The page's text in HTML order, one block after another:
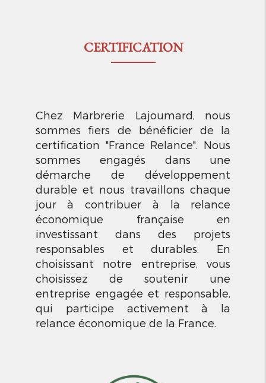
CERTIFICATION
Chez Marbrerie Lajoumard, nous
sommes fiers de bénéficier de la
certification "France Relance". Nous
sommes engagés dans une
démarche de développement
durable et nous travaillons chaque
jour à contribuer à la relance
économique française en
investissant dans des projets
responsables et durables. En
choisissant notre entreprise, vous
choisissez de soutenir une
entreprise engagée et responsable,
qui participe activement à la
relance économique de la France.